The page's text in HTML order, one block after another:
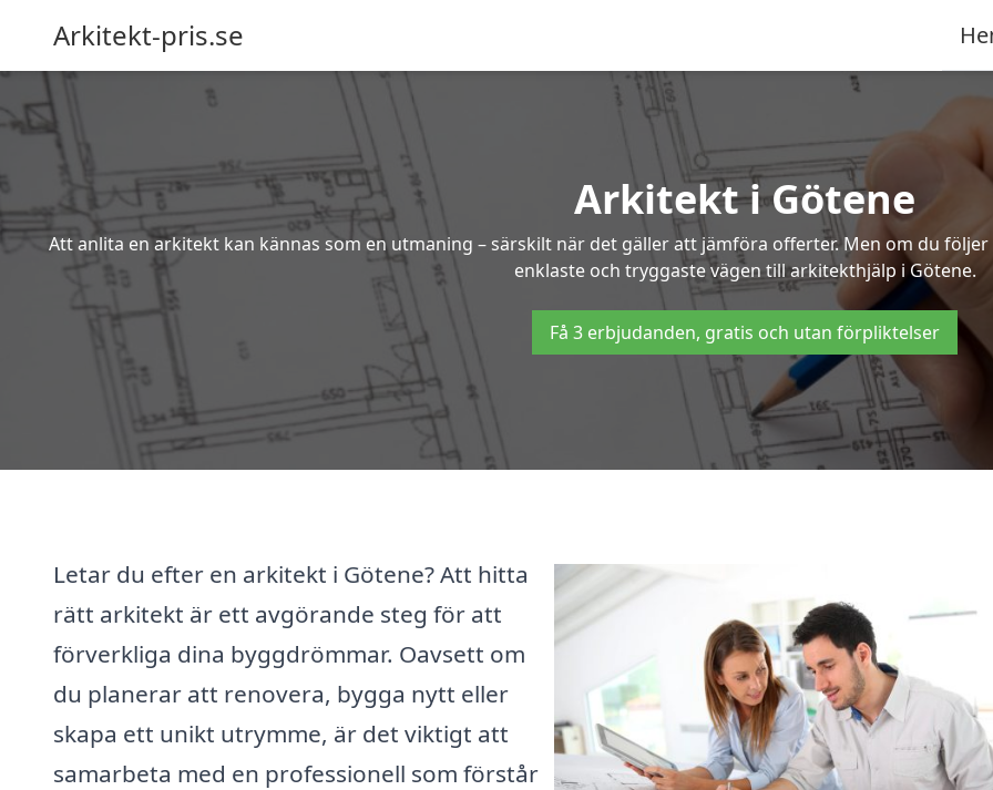
Arkitekt-pris.se
Arkitekt i Götene
Att anlita en arkitekt kan kännas som en utmaning – särskilt när det gäller att jämföra offerter. Men om du
enklaste och tryggaste vägen till arkitekthjälp i Götene.
Få 3 erbjudanden, gratis och utan förpliktelser
Letar du efter en arkitekt i Götene? Att hitta
rätt arkitekt är ett avgörande steg för att
förverkliga dina byggdrömmar. Oavsett om
du planerar att renovera, bygga nytt eller
skapa ett unikt utrymme, är det viktigt att
samarbeta med en professionell som förstår